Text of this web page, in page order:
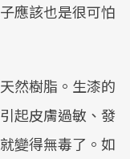
應該也是很可怕
然樹脂。生漆的
起皮膚過敏、發
變得無毒了。如